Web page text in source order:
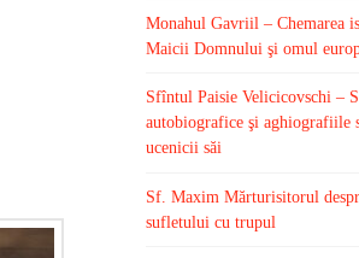
Monahul Gavriil – Chemarea
Maicii Domnului şi omul
Sfîntul Paisie Velicicovschi –
autobiografice şi aghiografiile
ucenicii săi
Sf. Maxim Mărturisitorul
sufletului cu trupul